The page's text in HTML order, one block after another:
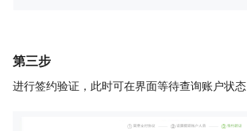
第三步
进行签约验证，此时可在界面等待查询账户状态